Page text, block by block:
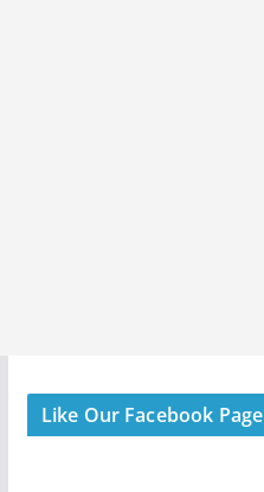
Like Our Facebook Page